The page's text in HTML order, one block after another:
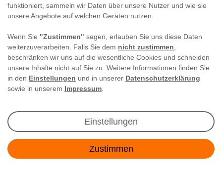
funktioniert, sammeln wir Daten über unsere Nutzer und wie sie
unsere Angebote auf welchen Geräten nutzen.
Wenn Sie "Zustimmen" sagen, erlauben Sie uns diese Daten
weiterzuverarbeiten. Falls Sie dem nicht zustimmen
beschränken wir uns auf die wesentliche Cookies und schneiden
unsere Inhalte nicht auf Sie zu. Weitere Informationen finden Sie
in den Einstellungen und in unserer Datenschutzerklärung
sowie in unserem Impressum
Einstellungen
Zustimmen
Newsletter Anmeldung
Angebote & Rabatte per E-Mail erhalten - Geld
sparen war noch nie so einfach!